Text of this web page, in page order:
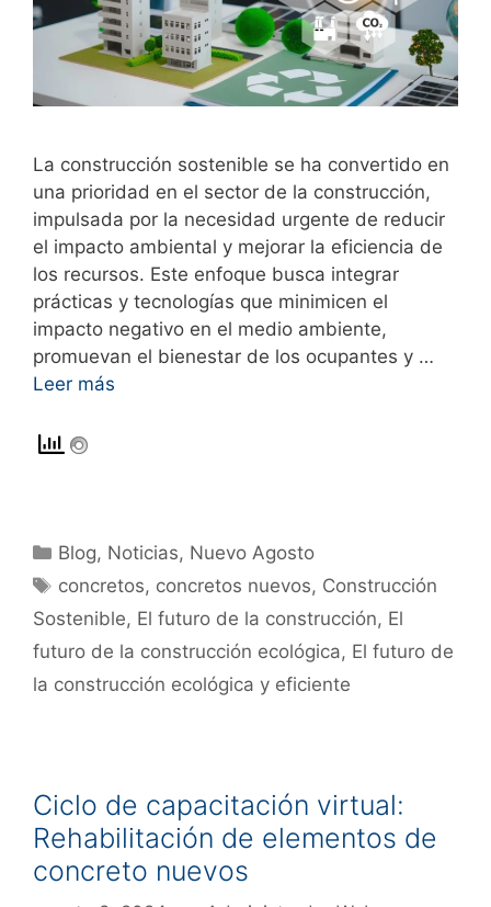
La construcción sostenible se ha convertido en
una prioridad en el sector de la construcción,
impulsada por la necesidad urgente de reducir
el impacto ambiental y mejorar la eficiencia de
los recursos. Este enfoque busca integrar
prácticas y tecnologías que minimicen el
impacto negativo en el medio ambiente,
promuevan el bienestar de los ocupantes y …
Leer más
Blog, Noticias, Nuevo Agosto
concretos, concretos nuevos, Construcción
Sostenible, El futuro de la construcción, El
futuro de la construcción ecológica, El futuro de
la construcción ecológica y eficiente
Ciclo de capacitación virtual:
Rehabilitación de elementos de
concreto nuevos